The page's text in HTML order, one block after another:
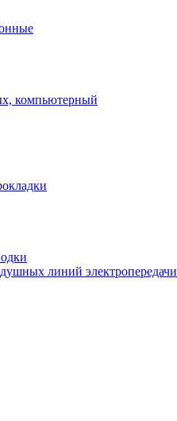
компьютерный
линий электропередачи